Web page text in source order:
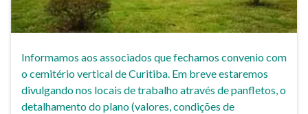
Informamos aos associados que fechamos convenio com
o cemitério vertical de Curitiba. Em breve estaremos
divulgando nos locais de trabalho através de panfletos, o
detalhamento do plano (valores, condições de